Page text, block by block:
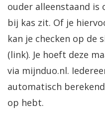
ouder alleenstaand is
bij kas zit. Of je
kan je checken op de
(link). Je hoeft deze
via mijnduo.nl.
automatisch
op hebt.